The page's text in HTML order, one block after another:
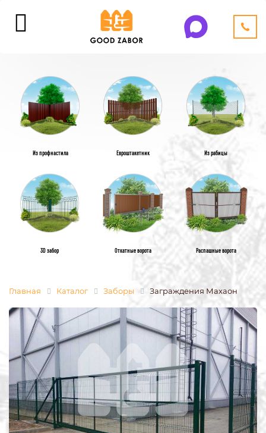
Из профнастила Евроштакетник Из рабицы
3D забор Откатные ворота Распашные ворота
Главная Каталог Заборы Заграждения Махаон